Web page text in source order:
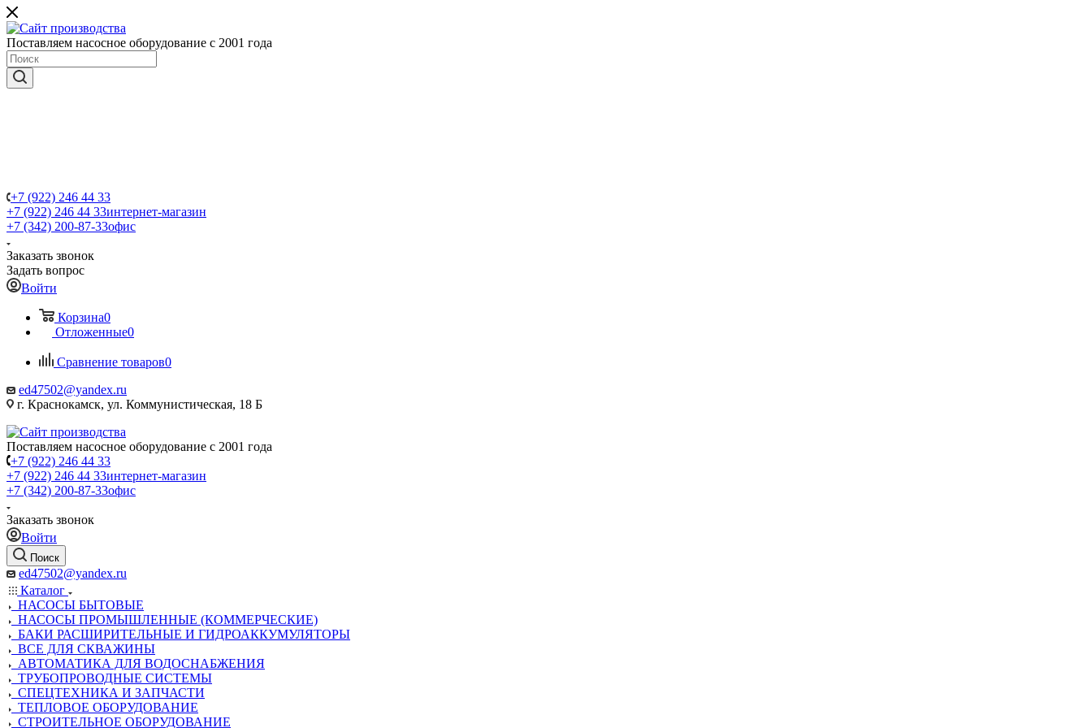
Поставляем насосное оборудование с 2001 года
+7 (922) 246 44 33
+7 (922) 246 44 33интернет-магазин
+7 (342) 200-87-33офис
Заказать звонок
Задать вопрос
Войти
Корзина0
Отложенные0
Сравнение товаров0
ed47502@yandex.ru
г. Краснокамск, ул. Коммунистическая, 18 Б
Поставляем насосное оборудование с 2001 года
+7 (922) 246 44 33
+7 (922) 246 44 33интернет-магазин
+7 (342) 200-87-33офис
Заказать звонок
Войти
Поиск
ed47502@yandex.ru
Каталог
НАСОСЫ БЫТОВЫЕ
НАСОСЫ ПРОМЫШЛЕННЫЕ (КОММЕРЧЕСКИЕ)
БАКИ РАСШИРИТЕЛЬНЫЕ И ГИДРОАККУМУЛЯТОРЫ
ВСЕ ДЛЯ СКВАЖИНЫ
АВТОМАТИКА ДЛЯ ВОДОСНАБЖЕНИЯ
ТРУБОПРОВОДНЫЕ СИСТЕМЫ
СПЕЦТЕХНИКА И ЗАПЧАСТИ
ТЕПЛОВОЕ ОБОРУДОВАНИЕ
СТРОИТЕЛЬНОЕ ОБОРУДОВАНИЕ